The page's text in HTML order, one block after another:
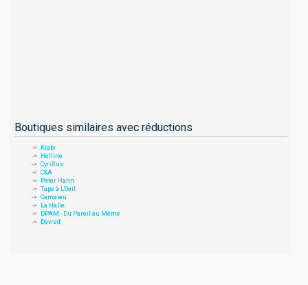
Boutiques similaires avec réductions
Kiabi
Helline
Cyrillus
C&A
Peter Hahn
Tape à L'Oeil
Camaieu
La Halle
DPAM - Du Pareil au Même
Devred